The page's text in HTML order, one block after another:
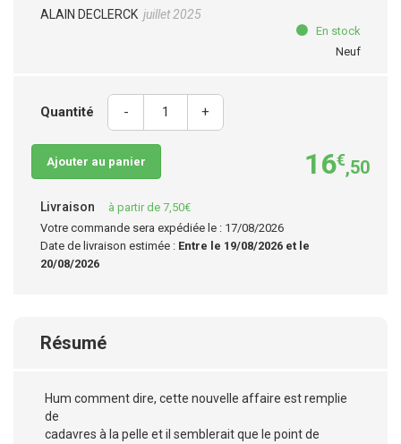
ALAIN DECLERCK juillet 2025
En stock
Neuf
Quantité - +
Ajouter au panier 16€,50
Livraison
à partir de 7,50€
Votre commande sera expédiée le : 17/08/2026
Date de livraison estimée : Entre le 19/08/2026 et le
20/08/2026
Résumé
Hum comment dire, cette nouvelle affaire est remplie
de
cadavres à la pelle et il semblerait que le point de